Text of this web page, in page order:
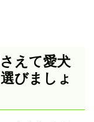
えて愛犬
びましょ